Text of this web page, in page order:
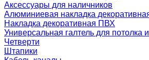
Аксессуары для наличников
Алюминиевая накладка
Накладка декоративная ПВХ
Универсальная галтель для потолка
Четверти
Штапики